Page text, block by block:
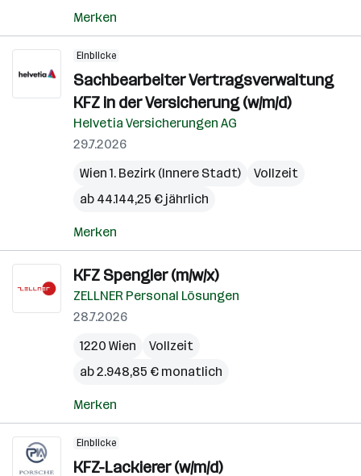
Merken
Einblicke
Sachbearbeiter Vertragsverwaltung
KFZ in der Versicherung (w/m/d)
Helvetia Versicherungen AG
29.7.2026
Wien 1. Bezirk (Innere Stadt)
Vollzeit
ab 44.144,25 € jährlich
Merken
KFZ Spengler (m/w/x)
ZELLNER Personal Lösungen
28.7.2026
1220 Wien
Vollzeit
ab 2.948,85 € monatlich
Merken
Einblicke
KFZ-Lackierer (w/m/d)